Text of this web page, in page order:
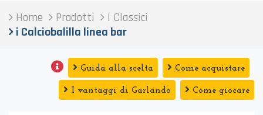
Home Prodotti
I Classici
i Calciobalilla linea bar
Guida alla scelta Come acquistare
I vantaggi di Garlando Come giocare